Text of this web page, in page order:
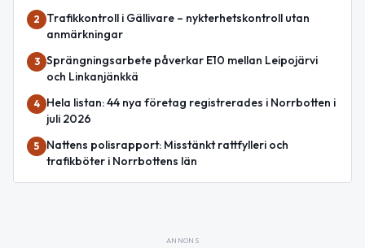
2
Trafikkontroll i Gällivare – nykterhetskontroll utan
anmärkningar
3 Sprängningsarbete påverkar E10 mellan Leipojärvi
och Linkanjänkkä
4
Hela listan: 44 nya företag registrerades i Norrbotten i
juli 2026
5
Nattens polisrapport: Misstänkt rattfylleri och
trafikböter i Norrbottens län
ANNONS